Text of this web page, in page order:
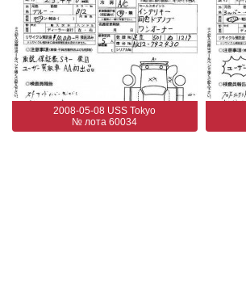
2008-05-08 USS Tokyo
№ лота 60034